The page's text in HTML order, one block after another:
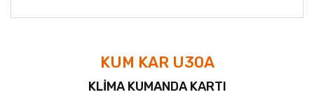
KUM KAR U30A
KLİMA KUMANDA KARTI